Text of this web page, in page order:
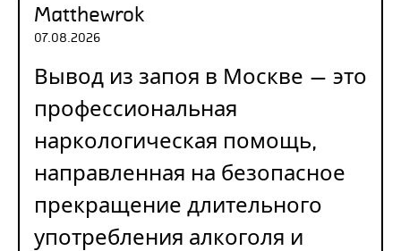
Matthewrok
07.08.2026
Вывод из запоя в Москве — это
профессиональная
наркологическая помощь,
направленная на безопасное
прекращение длительного
употребления алкоголя и